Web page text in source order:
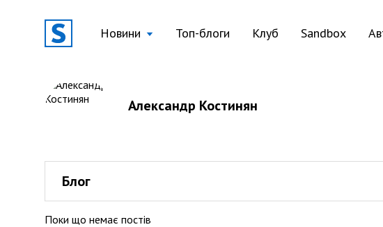
Новини Топ-блоги Клуб Sandbox
Александр Костинян
Блог
Поки що немає постів